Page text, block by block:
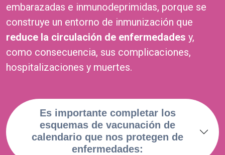
embarazadas e inmunodeprimidas, porque se
construye un entorno de inmunización que
reduce la circulación de enfermedades y,
como consecuencia, sus complicaciones,
hospitalizaciones y muertes.
Es importante completar los
esquemas de vacunación de
calendario
enfermedades: